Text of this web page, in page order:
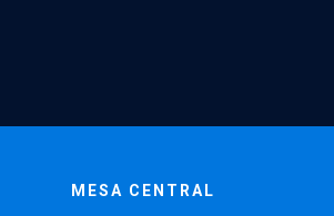
MESA CENTRAL